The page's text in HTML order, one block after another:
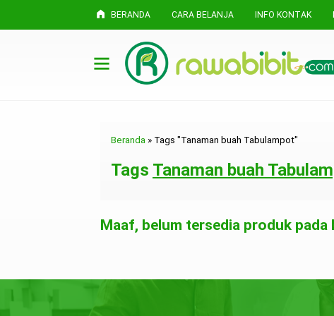
BERANDA CARA BELANJA INFO KONTAK
Beranda » Tags "Tanaman buah Tabulampot"
Tags Tanaman buah
Maaf, belum tersedia produk pada